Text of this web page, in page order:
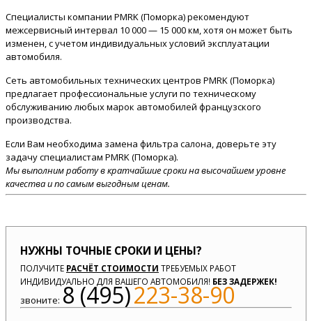
Специалисты компании PMRK (Поморка) рекомендуют
межсервисный интервал 10 000 — 15 000 км, хотя он может быть
изменен, с учетом индивидуальных условий эксплуатации
автомобиля.
Сеть автомобильных технических центров PMRK (Поморка)
предлагает профессиональные услуги по техническому
обслуживанию любых марок автомобилей французского
производства.
Если Вам необходима замена фильтра салона, доверьте эту
задачу специалистам PMRK (Поморка).
Мы выполним работу в кратчайшие сроки на высочайшем уровне
качества и по самым выгодным ценам.
НУЖНЫ ТОЧНЫЕ СРОКИ И ЦЕНЫ?
ПОЛУЧИТЕ РАСЧЁТ СТОИМОСТИ ТРЕБУЕМЫХ РАБОТ
ИНДИВИДУАЛЬНО ДЛЯ ВАШЕГО АВТОМОБИЛЯ! БЕЗ ЗАДЕРЖЕК!
звоните: 8 (495)223-38-90